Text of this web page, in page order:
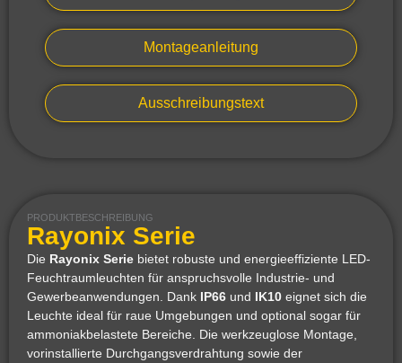
Montageanleitung
Ausschreibungstext
PRODUKTBESCHREIBUNG
Rayonix Serie
Die Rayonix Serie bietet robuste und energieeffiziente LED-
Feuchtraumleuchten für anspruchsvolle Industrie- und
Gewerbeanwendungen. Dank IP66 und IK10 eignet sich die
Leuchte ideal für raue Umgebungen und optional sogar für
ammoniakbelastete Bereiche. Die werkzeuglose Montage,
vorinstallierte Durchgangsverdrahtung sowie der